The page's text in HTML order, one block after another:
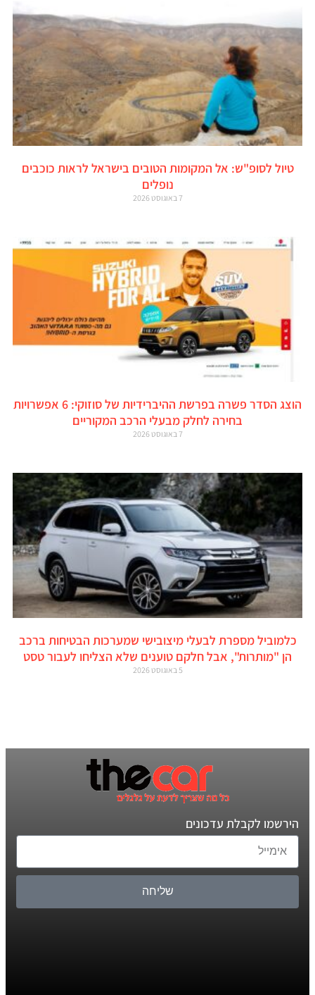
טיול לסופ"ש: אל המקומות הטובים בישראל לראות כוכבים
נופלים
7 באוגוסט 2026
הוצג הסדר פשרה בפרשת ההיברידיות של סוזוקי: 6 אפשרויות
בחירה לחלק מבעלי הרכב המקוריים
7 באוגוסט 2026
כלמוביל מספרת לבעלי מיצובישי שמערכות הבטיחות ברכב
הן "מותרות", אבל חלקם טוענים שלא הצליחו לעבור טסט
5 באוגוסט 2026
הירשמו לקבלת עדכונים
שליחה